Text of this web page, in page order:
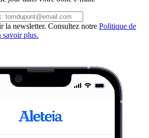
la newsletter. Consultez notre Politique de
savoir plus.